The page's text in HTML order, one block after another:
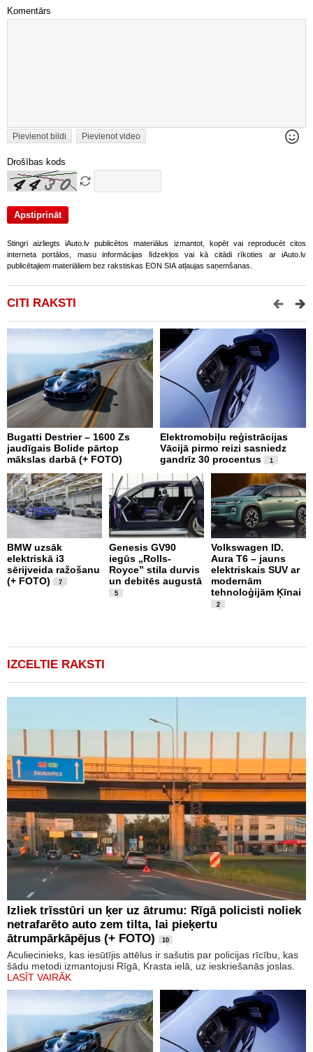
Komentārs
Pievienot bildi Pievienot video
Drošības kods
Stingri aizliegts iAuto.lv publicētos materiālus izmantot, kopēt vai reproducēt citos
interneta portālos, masu informācijas līdzekļos vai kā citādi rīkoties ar iAuto.lv
publicētajiem materiāliem bez rakstiskas EON SIA atļaujas saņemšanas.
CITI RAKSTI
Bugatti Destrier – 1600 Zs
jaudīgais Bolide pārtop
mākslas darbā (+ FOTO)
Elektromobiļu reģistrācijas
Vācijā pirmo reizi sasniedz
gandrīz 30 procentus
1
BMW uzsāk
elektriskā i3
sērijveida ražošanu
(+ FOTO)
7
Genesis GV90
iegūs „Rolls-
Royce” stila durvis
un debitēs augustā
5
Volkswagen ID.
Aura T6 – jauns
elektriskais SUV ar
modernām
tehnoloģijām Ķīnai
2
IZCELTIE RAKSTI
Izliek trīsstūri un ķer uz ātrumu: Rīgā policisti noliek
netrafarēto auto zem tilta, lai pieķertu
ātrumpārkāpējus (+ FOTO)
10
Aculiecinieks, kas iesūtījis attēlus ir sašutis par policijas rīcību, kas
šādu metodi izmantojusi Rīgā, Krasta ielā, uz ieskriešanās joslas.
LASĪT VAIRĀK